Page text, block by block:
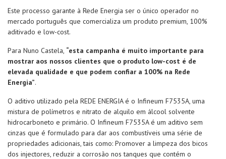
Produtos
Media
Contatos
Este processo garante à Rede Energia ser o único operador no
mercado português que comercializa um produto premium, 100%
aditivado e low-cost.
Para Nuno Castela, “esta campanha é muito importante para
mostrar aos nossos clientes que o produto low-cost é de
elevada qualidade e que podem confiar a 100% na Rede
Energia”.
O aditivo utilizado pela REDE ENERGIA é o Infineum F7535A, uma
mistura de polímetros e nitrato de alquilo em álcool solvente
hidrocarboneto e primário. O Infineum F7535A é um aditivo sem
cinzas que é formulado para dar aos combustíveis uma série de
propriedades adicionais, tais como: Promover a limpeza dos bicos
dos injectores, reduzir a corrosão nos tanques que contém o